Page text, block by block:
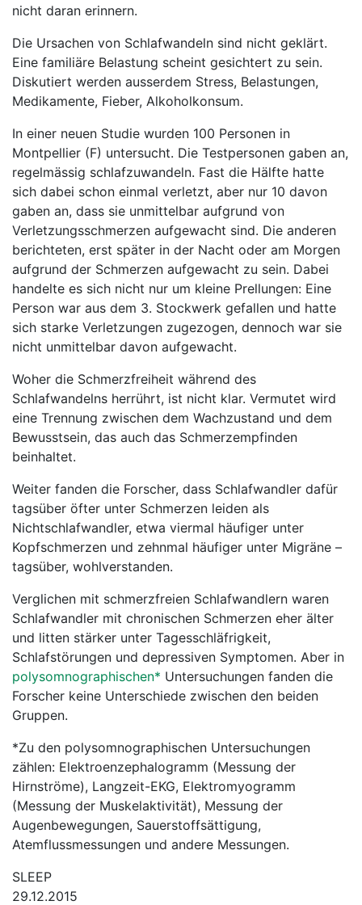
nicht daran erinnern.
Die Ursachen von Schlafwandeln sind nicht geklärt.
Eine familiäre Belastung scheint gesichtert zu sein.
Diskutiert werden ausserdem Stress, Belastungen,
Medikamente, Fieber, Alkoholkonsum.
In einer neuen Studie wurden 100 Personen in
Montpellier (F) untersucht. Die Testpersonen gaben an,
regelmässig schlafzuwandeln. Fast die Hälfte hatte
sich dabei schon einmal verletzt, aber nur 10 davon
gaben an, dass sie unmittelbar aufgrund von
Verletzungsschmerzen aufgewacht sind. Die anderen
berichteten, erst später in der Nacht oder am Morgen
aufgrund der Schmerzen aufgewacht zu sein. Dabei
handelte es sich nicht nur um kleine Prellungen: Eine
Person war aus dem 3. Stockwerk gefallen und hatte
sich starke Verletzungen zugezogen, dennoch war sie
nicht unmittelbar davon aufgewacht.
Woher die Schmerzfreiheit während des
Schlafwandelns herrührt, ist nicht klar. Vermutet wird
eine Trennung zwischen dem Wachzustand und dem
Bewusstsein, das auch das Schmerzempfinden
beinhaltet.
Weiter fanden die Forscher, dass Schlafwandler dafür
tagsüber öfter unter Schmerzen leiden als
Nichtschlafwandler, etwa viermal häufiger unter
Kopfschmerzen und zehnmal häufiger unter Migräne –
tagsüber, wohlverstanden.
Verglichen mit schmerzfreien Schlafwandlern waren
Schlafwandler mit chronischen Schmerzen eher älter
und litten stärker unter Tagesschläfrigkeit,
Schlafstörungen und depressiven Symptomen. Aber in
polysomnographischen* Untersuchungen fanden die
Forscher keine Unterschiede zwischen den beiden
Gruppen.
*Zu den polysomnographischen Untersuchungen
zählen: Elektroenzephalogramm (Messung der
Hirnströme), Langzeit-EKG, Elektromyogramm
(Messung der Muskelaktivität), Messung der
Augenbewegungen, Sauerstoffsättigung,
Atemflussmessungen und andere Messungen.
SLEEP
29.12.2015